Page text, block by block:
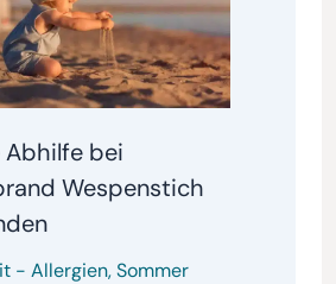
Abhilfe bei
Wespenstich
- Allergien,Sommer